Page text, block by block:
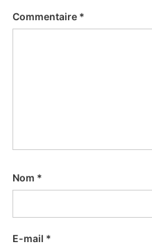
Commentaire *
Nom *
E-mail *